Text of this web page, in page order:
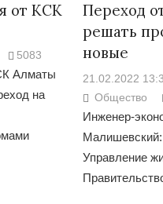
от КСК
5083
Алматы
на
Переход
решать
новые
21.02.2022
Общество
Инженер-
Малишевский:
Управление